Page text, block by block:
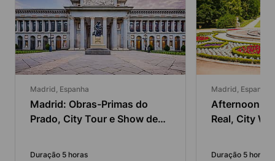
Madrid, Espanha
Madrid: Obras-Primas do
Prado, City Tour e Show de
Duração 5 horas
Madrid, Espanha
Afternoon
Real, City
Duração 5 horas